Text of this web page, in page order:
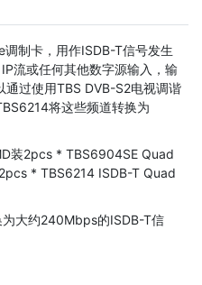
制卡，用作ISDB-T信号发生
流或任何其他数字源输入，输
过使用TBS DVB-S2电视调谐
将这些频道转换为
装2pcs * TBS6904SE Quad
* TBS6214 ISDB-T Quad
大约240Mbps的ISDB-T信